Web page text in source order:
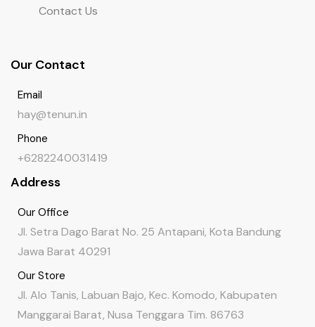
Contact Us
Our Contact
Email
hay@tenun.in
Phone
+6282240031419
Address
Our Office
Jl. Setra Dago Barat No. 25 Antapani, Kota Bandung
Jawa Barat 40291
Our Store
Jl. Alo Tanis, Labuan Bajo, Kec. Komodo, Kabupaten
Manggarai Barat, Nusa Tenggara Tim. 86763